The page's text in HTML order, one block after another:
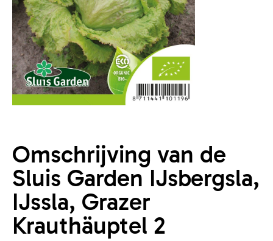
Omschrijving van de
Sluis Garden IJsbergsla,
IJssla, Grazer
Krauthäuptel 2